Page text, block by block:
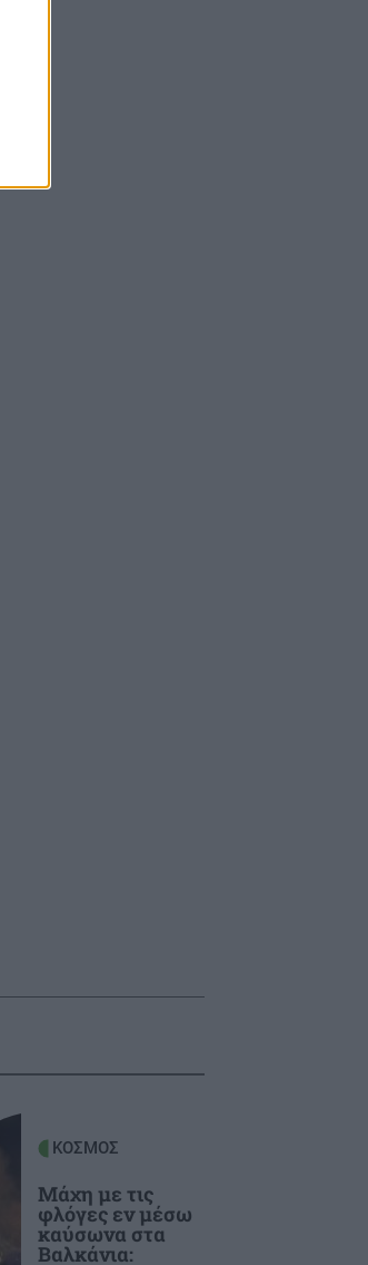
ΚΟΣΜΟΣ
Μάχη με τις
φλόγες εν μέσω
καύσωνα στα
Βαλκάνια: